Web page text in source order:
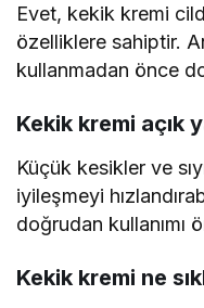
Evet, kekik kremi
özelliklere sahiptir.
kullanmadan önce
Kekik kremi açık
Küçük kesikler ve
iyileşmeyi
doğrudan kullanımı
Kekik kremi ne